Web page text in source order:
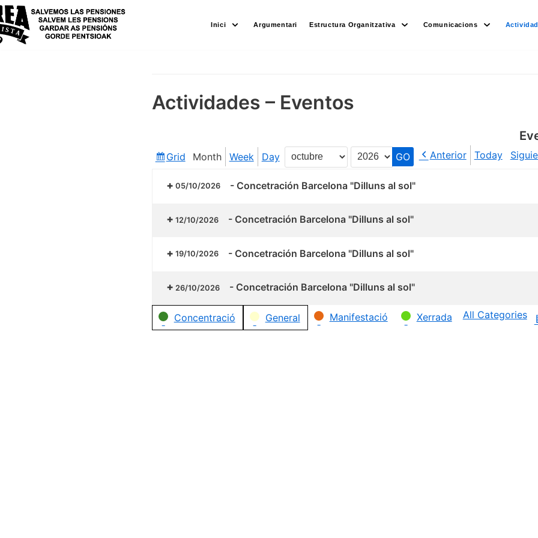
Skip
to
content
Inici Argumentari Estructura Organitzativa Comunicacions
Actividades – Eventos
View
Grid Month Week Day
Month
Year
Anterior Today
05/10/2026 - Concetración Barcelona "Dilluns al sol"
12/10/2026 - Concetración Barcelona "Dilluns al sol"
19/10/2026 - Concetración Barcelona "Dilluns al sol"
26/10/2026 - Concetración Barcelona "Dilluns al sol"
Categories
Concentració General Manifestació Xerrada All Categories